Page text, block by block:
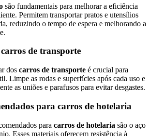
são fundamentais para melhorar a eficiência
Permitem transportar pratos e utensílios
reduzindo o tempo de espera e melhorando a
de transporte
dos carros de transporte é crucial para
Limpe as rodas e superfícies após cada uso e
as uniões e parafusos para evitar desgastes.
para carros de hotelaria
para carros de hotelaria são o aço
Esses materiais oferecem resistência à